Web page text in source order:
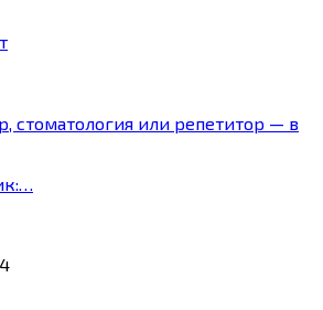
стоматология или репетитор — в